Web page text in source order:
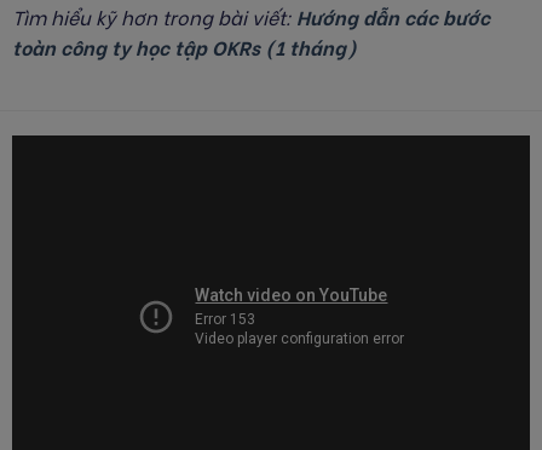
Tìm hiểu kỹ hơn trong bài viết: Hướng dẫn các bước
toàn công ty học tập OKRs (1 tháng)